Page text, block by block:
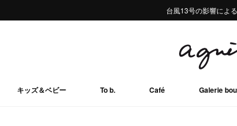
熊本地域地震の影響に
Summer Sale
台風13号の影響によ
熊本地域地震の影響に
Summer Sale
キッズ＆ベビー To b. Café Galerie